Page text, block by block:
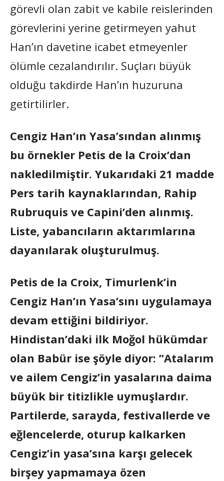
görevli olan zabit ve kabile reislerinden
görevlerini yerine getirmeyen yahut
Han’ın davetine icabet etmeyenler
ölümle cezalandırılır. Suçları büyük
olduğu takdirde Han’ın huzuruna
getirtilirler.
Cengiz Han’ın Yasa’sından alınmış
bu örnekler Petis de la Croix’dan
nakledilmiştir. Yukarıdaki 21 madde
Pers tarih kaynaklarından, Rahip
Rubruquis ve Capini’den alınmış.
Liste, yabancıların aktarımlarına
dayanılarak oluşturulmuş.
Petis de la Croix, Timurlenk’in
Cengiz Han’ın Yasa’sını uygulamaya
devam ettiğini bildiriyor.
Hindistan’daki ilk Moğol hükümdar
olan Babür ise şöyle diyor: ”Atalarım
ve ailem Cengiz’in yasalarına daima
büyük bir titizlikle uymuşlardır.
Partilerde, sarayda, festivallerde ve
eğlencelerde, oturup kalkarken
Cengiz’in yasa’sına karşı gelecek
birşey yapmamaya özen